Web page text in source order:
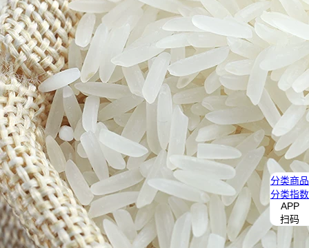
分类商品
分类指数
APP
扫码